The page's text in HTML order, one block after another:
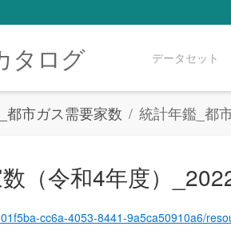
タログ データセット
都市ガス需要家数 統計年鑑_都
（令和4年度）
cc6a-4053-8441-9a5ca50910a6/